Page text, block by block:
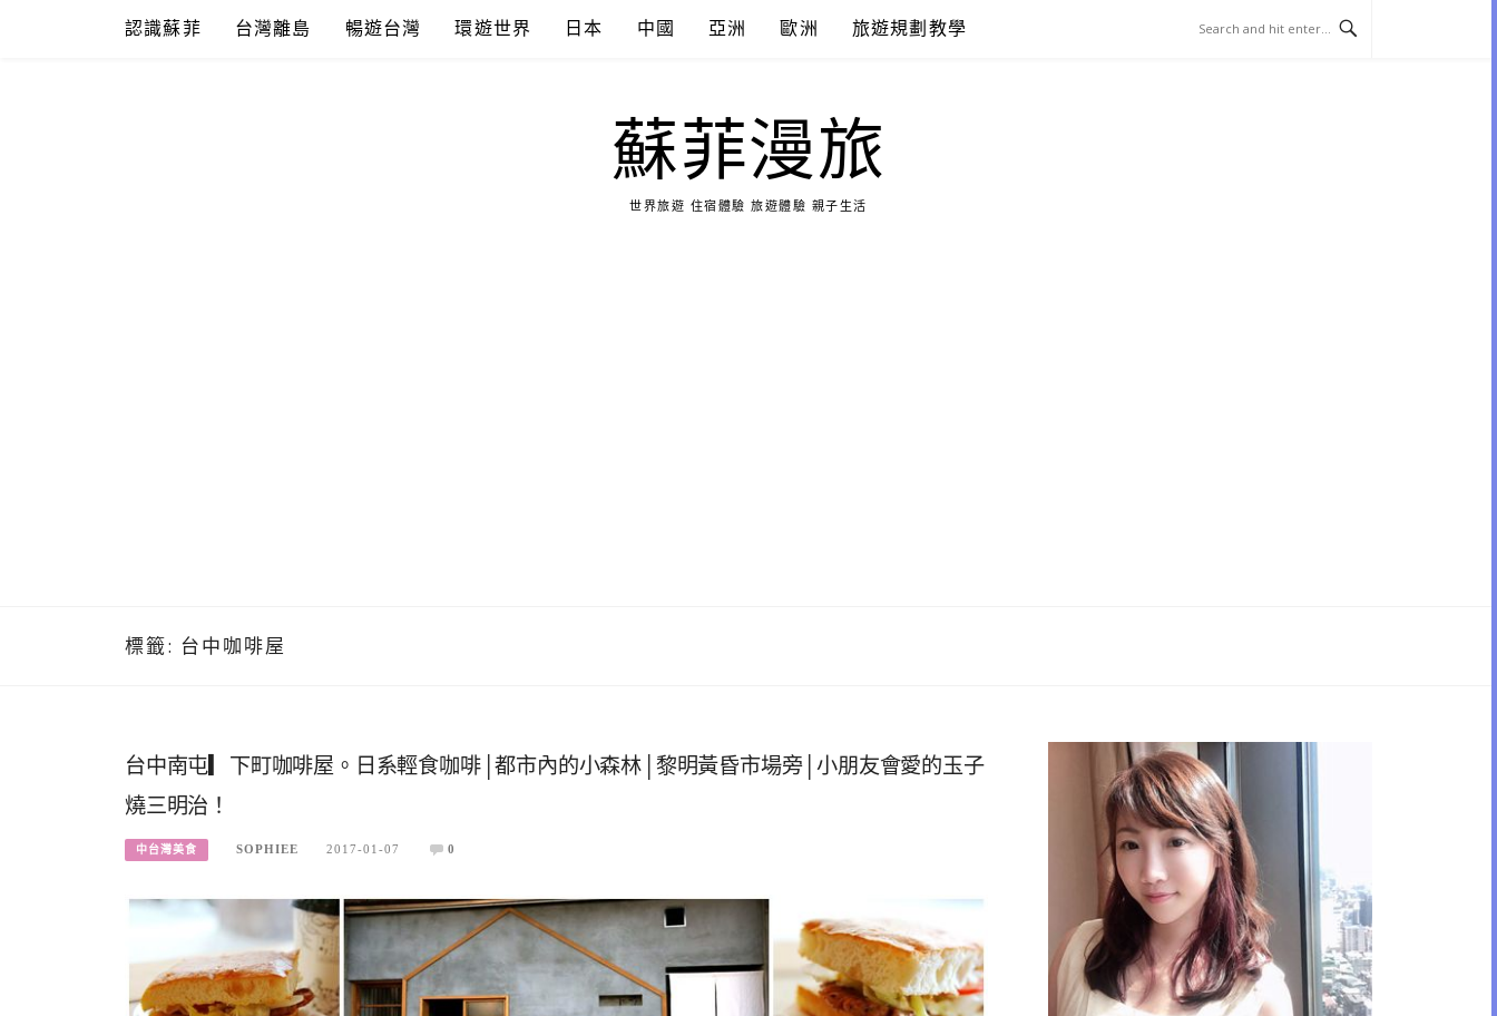
認識蘇菲 台灣離島 暢遊台灣 環遊世界 日本 中國 亞洲 歐洲 旅遊規劃教學
蘇菲漫旅
世界旅遊 住宿體驗 旅遊體驗 親子生活
標籤: 台中咖啡屋
台中南屯▎下町咖啡屋。日系輕食咖啡│都市內的小森林│黎明黃昏市場旁│小朋友會愛的玉子
燒三明治！
中台灣美食 SOPHIEE 2017-01-07 0